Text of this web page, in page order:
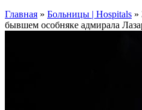
Главная » Больницы | Hospitals »
бывшем особняке адмирала